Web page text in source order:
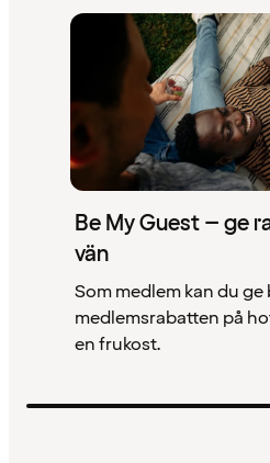
Be My Guest – ge
vän
Som medlem kan du
medlemsrabatten på
en frukost.